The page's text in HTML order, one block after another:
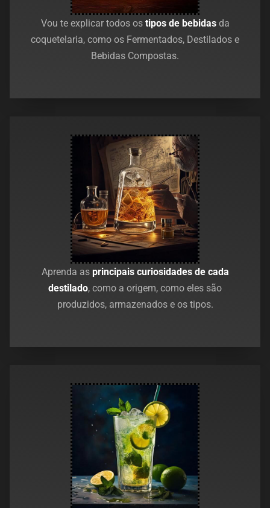
Vou te explicar todos os tipos de bebidasda
coquetelaria, como os Fermentados, Destilados e
Bebidas Compostas.
Aprenda as principais curiosidades de cada
destilado, como a origem, como eles são
produzidos, armazenados e os tipos.